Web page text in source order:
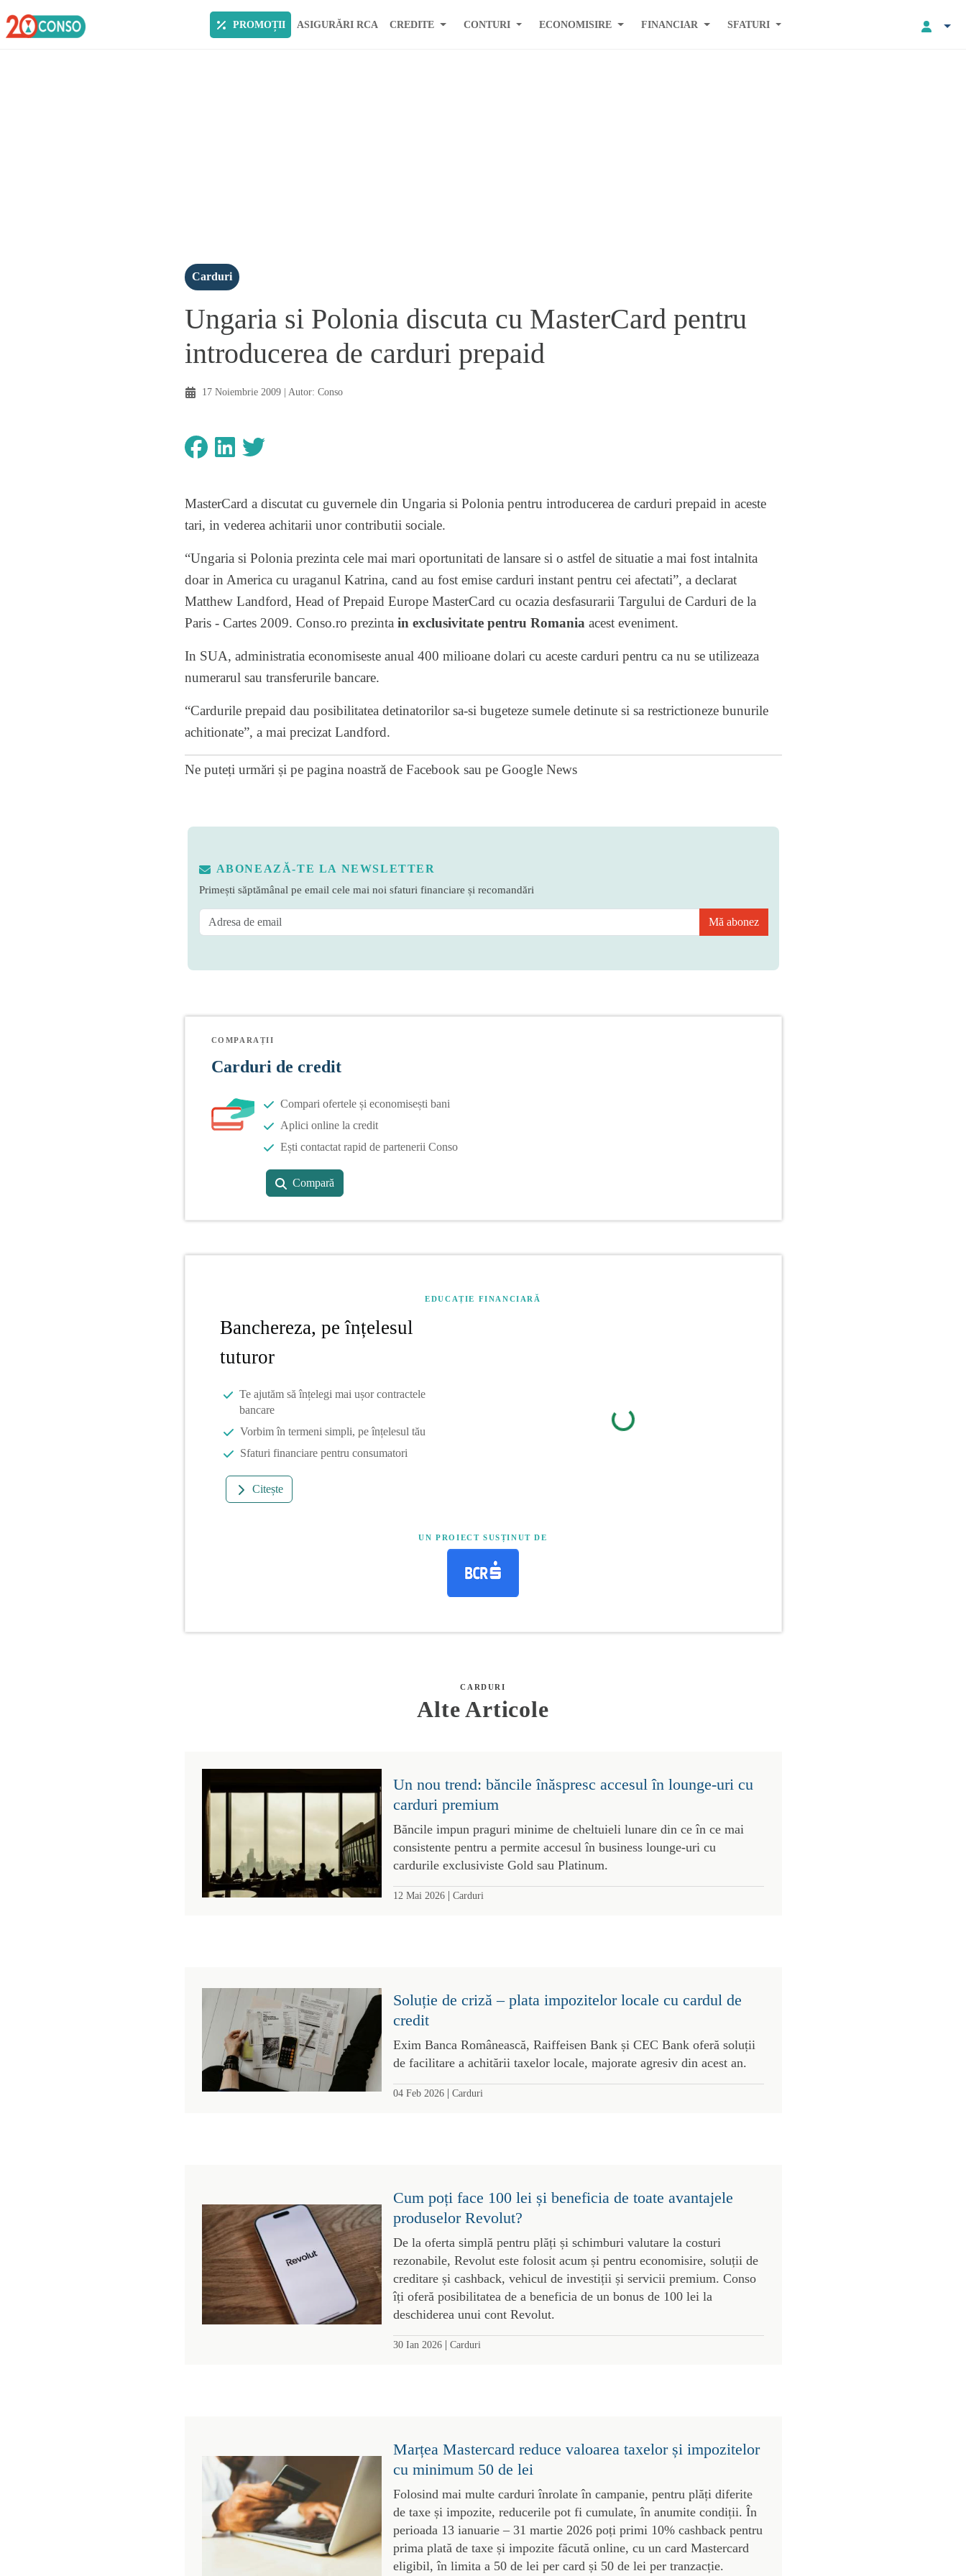
PROMOȚII ASIGURĂRI RCA CREDITE CONTURI ECONOMISIRE FINANCIAR SFATURI
Carduri
Ungaria si Polonia discuta cu MasterCard pentru
introducerea de carduri prepaid
17 Noiembrie 2009| Autor: Conso
MasterCard a discutat cu guvernele din Ungaria si Polonia pentru introducerea de carduri prepaid in aceste
tari, in vederea achitarii unor contributii sociale.
“Ungaria si Polonia prezinta cele mai mari oportunitati de lansare si o astfel de situatie a mai fost intalnita
doar in America cu uraganul Katrina, cand au fost emise carduri instant pentru cei afectati”, a declarat
Matthew Landford, Head of Prepaid Europe MasterCard cu ocazia desfasurarii Targului de Carduri de la
Paris - Cartes 2009. Conso.ro prezinta in exclusivitate pentru Romania acest eveniment.
In SUA, administratia economiseste anual 400 milioane dolari cu aceste carduri pentru ca nu se utilizeaza
numerarul sau transferurile bancare.
“Cardurile prepaid dau posibilitatea detinatorilor sa-si bugeteze sumele detinute si sa restrictioneze bunurile
achitionate”, a mai precizat Landford.
Ne puteți urmări și pe pagina noastră de Facebook sau pe Google News
ABONEAZĂ-TE LA NEWSLETTER
Primești săptămânal pe email cele mai noi sfaturi financiare și recomandări
Mă abonez
COMPARAȚII
Carduri de credit
Compari ofertele și economisești bani
Aplici online la credit
Ești contactat rapid de partenerii Conso
Compară
EDUCAȚIE FINANCIARĂ
Banchereza, pe înțelesul
tuturor
Te ajutăm să înțelegi mai ușor contractele
bancare
Vorbim în termeni simpli, pe înțelesul tău
Sfaturi financiare pentru consumatori
Citește
UN PROIECT SUSȚINUT DE
CARDURI
Alte Articole
Un nou trend: băncile înăspresc accesul în lounge-uri cu
carduri premium
Băncile impun praguri minime de cheltuieli lunare din ce în ce mai
consistente pentru a permite accesul în business lounge-uri cu
cardurile exclusiviste Gold sau Platinum.
12 Mai 2026| Carduri
Soluție de criză – plata impozitelor locale cu cardul de
credit
Exim Banca Românească, Raiffeisen Bank și CEC Bank oferă soluții
de facilitare a achitării taxelor locale, majorate agresiv din acest an.
04 Feb 2026| Carduri
Cum poți face 100 lei și beneficia de toate avantajele
produselor Revolut?
De la oferta simplă pentru plăți și schimburi valutare la costuri
rezonabile, Revolut este folosit acum și pentru economisire, soluții de
creditare și cashback, vehicul de investiții și servicii premium. Conso
îți oferă posibilitatea de a beneficia de un bonus de 100 lei la
deschiderea unui cont Revolut.
30 Ian 2026| Carduri
Marțea Mastercard reduce valoarea taxelor și impozitelor
cu minimum 50 de lei
Folosind mai multe carduri înrolate în campanie, pentru plăți diferite
de taxe și impozite, reducerile pot fi cumulate, în anumite condiții. În
perioada 13 ianuarie – 31 martie 2026 poți primi 10% cashback pentru
prima plată de taxe și impozite făcută online, cu un card Mastercard
eligibil, în limita a 50 de lei per card și 50 de lei per tranzacție.